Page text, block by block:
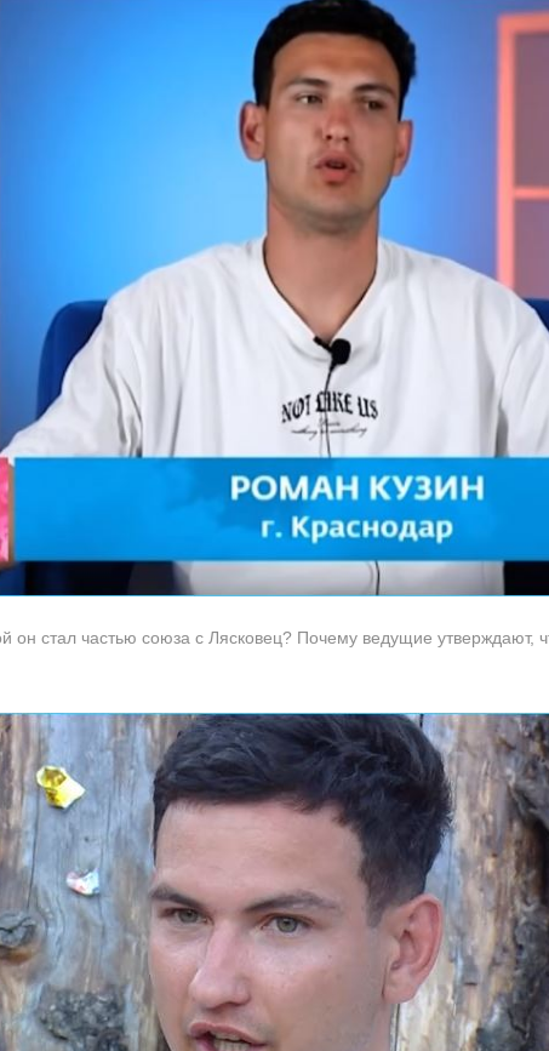
он стал частью союза с Лясковец? Почему ведущие утверждают,